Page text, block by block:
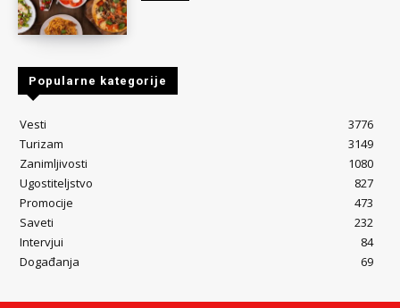
Popularne kategorije
Vesti
3776
Turizam
3149
Zanimljivosti
1080
Ugostiteljstvo
827
Promocije
473
Saveti
232
Intervjui
84
Događanja
69